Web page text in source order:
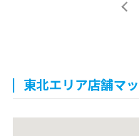
東北エリア店舗マ